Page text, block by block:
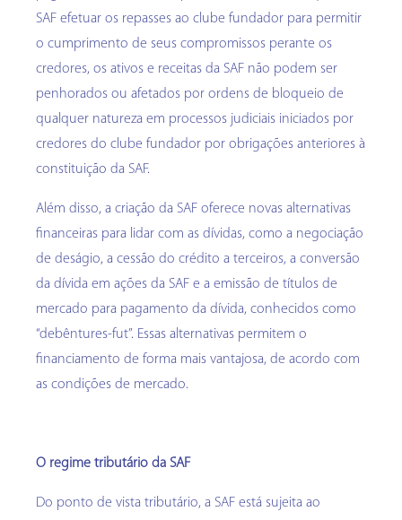
SAF efetuar os repasses ao clube fundador para permitir
o cumprimento de seus compromissos perante os
credores, os ativos e receitas da SAF não podem ser
penhorados ou afetados por ordens de bloqueio de
qualquer natureza em processos judiciais iniciados por
credores do clube fundador por obrigações anteriores à
constituição da SAF.
Além disso, a criação da SAF oferece novas alternativas
financeiras para lidar com as dívidas, como a negociação
de deságio, a cessão do crédito a terceiros, a conversão
da dívida em ações da SAF e a emissão de títulos de
mercado para pagamento da dívida, conhecidos como
“debêntures-fut”. Essas alternativas permitem o
financiamento de forma mais vantajosa, de acordo com
as condições de mercado.
O regime tributário da SAF
Do ponto de vista tributário, a SAF está sujeita ao